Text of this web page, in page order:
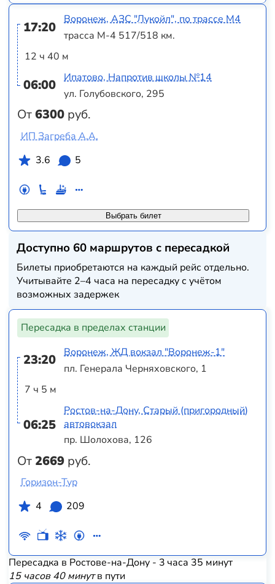
17:20
12 ч 40 м
06:00
От6300 руб.
Воронеж, АЗС "Лукойл", по трассе М4
трасса М-4 517/518 км.
Ипатово, Напротив школы №14
ул. Голубовского, 295
Выбрать билет
ИП Загреба А.А.
3.6
5
Доступно 60 маршрутов с пересадкой
Билеты приобретаются на каждый рейс отдельно.
Учитывайте 2–4 часа на пересадку с учётом
возможных задержек
Пересадка в пределах станции
23:20
7 ч 5 м
06:25
От2669 руб.
Воронеж, ЖД вокзал "Воронеж-1"
пл. Генерала Черняховского, 1
Ростов-на-Дону, Старый (пригородный)
автовокзал
пр. Шолохова, 126
Горизон-Тур
4
209
Пересадка в Ростове-на-Дону - 3 часа 35 минут
15 часов 40 минутв пути